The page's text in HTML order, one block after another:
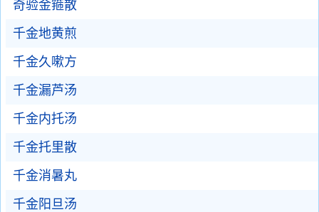
奇验金箍散
千金地黄煎
千金久嗽方
千金漏芦汤
千金内托汤
千金托里散
千金消暑丸
千金阳旦汤